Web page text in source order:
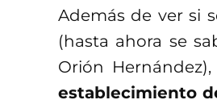
Además de ver si
(hasta ahora se
Orión Hernández),
establecimiento